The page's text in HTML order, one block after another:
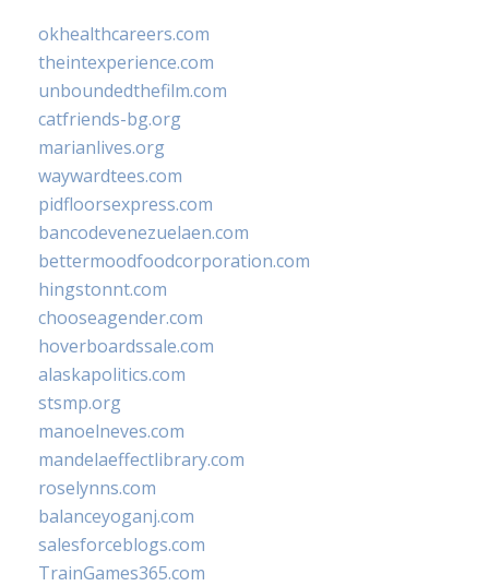
okhealthcareers.com
theintexperience.com
unboundedthefilm.com
catfriends-bg.org
marianlives.org
waywardtees.com
pidfloorsexpress.com
bancodevenezuelaen.com
bettermoodfoodcorporation.com
hingstonnt.com
chooseagender.com
hoverboardssale.com
alaskapolitics.com
stsmp.org
manoelneves.com
mandelaeffectlibrary.com
roselynns.com
balanceyoganj.com
salesforceblogs.com
TrainGames365.com